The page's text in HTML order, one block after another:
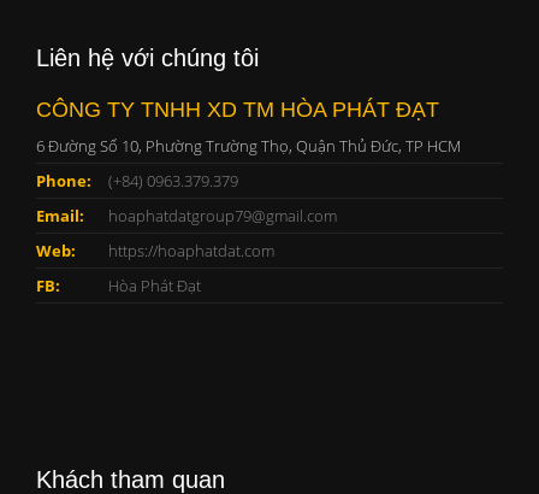
Liên hệ với chúng tôi
CÔNG TY TNHH XD TM HÒA PHÁT ĐẠT
6 Đường Số 10, Phường Trường Thọ, Quận Thủ Đức, TP HCM
Phone:
(+84) 0963.379.379
Email:
hoaphatdatgroup79@gmail.com
Web:
https://hoaphatdat.com
FB:
Hòa Phát Đạt
Khách tham quan